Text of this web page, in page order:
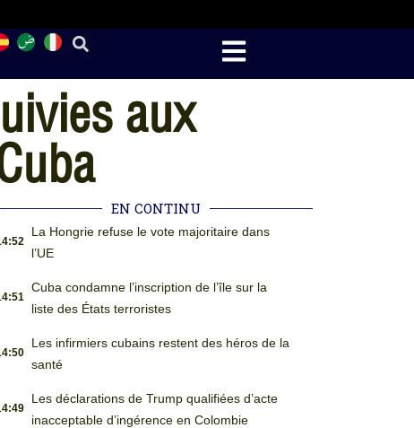
aux
EN CONTINU
La Hongrie refuse le vote majoritaire dans
l’UE
Cuba condamne l’inscription de l’île sur la
liste des États terroristes
Les infirmiers cubains restent des héros de la
santé
Les déclarations de Trump qualifiées d’acte
inacceptable d’ingérence en Colombie